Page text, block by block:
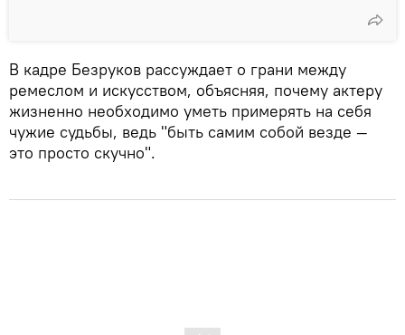
В кадре Безруков рассуждает о грани между
ремеслом и искусством, объясняя, почему актеру
жизненно необходимо уметь примерять на себя
чужие судьбы, ведь "быть самим собой везде —
это просто скучно".